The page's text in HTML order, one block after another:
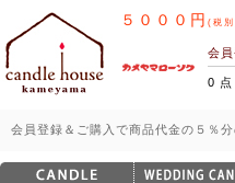
５０００円 (税
会
0 点
会員登録＆ご購入で商品代金の５％